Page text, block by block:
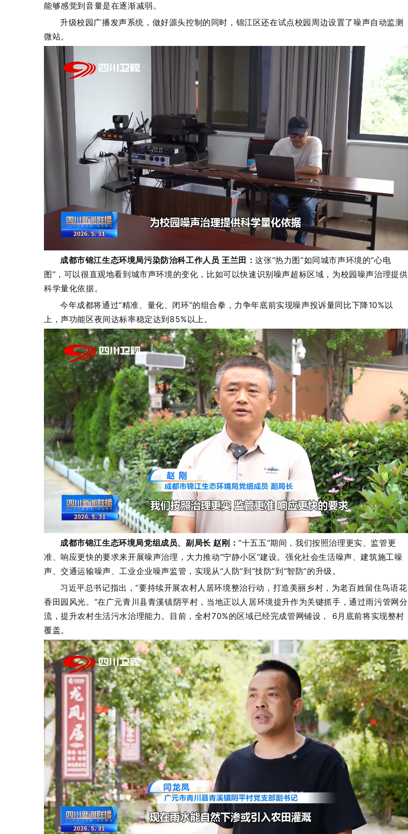
能够感觉到音量是在逐渐减弱。
升级校园广播发声系统，做好源头控制的同时，锦江区还在试点校园周边设置了噪声自动监测
微站。
成都市锦江生态环境局污染防治科工作人员 王兰田：这张“热力图”如同城市声环境的“心电
图”，可以很直观地看到城市声环境的变化，比如可以快速识别噪声超标区域，为校园噪声治理提供
科学量化依据。
今年成都将通过“精准、量化、闭环”的组合拳，力争年底前实现噪声投诉量同比下降10%以
上，声功能区夜间达标率稳定达到85%以上。
成都市锦江生态环境局党组成员、副局长 赵刚：“十五五”期间，我们按照治理更实、监管更
准、响应更快的要求来开展噪声治理，大力推动“宁静小区”建设。强化社会生活噪声、建筑施工噪
声、交通运输噪声、工业企业噪声监管，实现从“人防”到“技防”到“智防”的升级。
习近平总书记指出，“要持续开展农村人居环境整治行动，打造美丽乡村，为老百姓留住鸟语花
香田园风光。”在广元青川县青溪镇阴平村，当地正以人居环境提升作为关键抓手，通过雨污管网分
流，提升农村生活污水治理能力。目前，全村70%的区域已经完成管网铺设， 6月底前将实现整村
覆盖。